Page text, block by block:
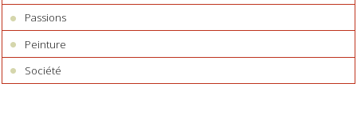
Passions
Peinture
Société